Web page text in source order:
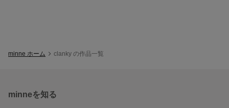
minne ホーム clanky の作品一覧
minneを知る